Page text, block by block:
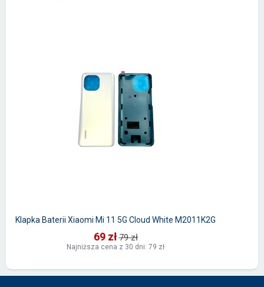
Klapka Baterii Xiaomi Mi 11 5G Cloud White M2011K2G
69 zł79 zł
Najniższa cena z 30 dni: 79 zł